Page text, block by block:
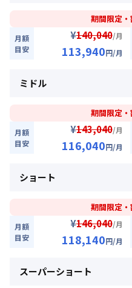
ンペーンを適用させて
入居日・期間に応じて
用お値引き可能はお部
お問い合わせください。
利用条件
上ご利用のお客様
対象期間
期間限定
月額
目安
¥140,040/月
113,940円/月
割引
2026年8月10日
、賃料30%引きキャンペー
円/回 にてご利用いただけます！
利用時の料金詳細
月額賃料目安詳細料金（30
賃料：
87,000円/月 (2,900円/日)
光熱費：
26,400円/月 (880円/
その他費用詳細料金
ミドル
期間限定
月額
目安
¥143,040/月
116,040円/月
【即割｜9月30日まで入居の
2026年8月10日
、賃料30%引きキャンペー
円/回 にてご利用いただけます！
ショート
期間限定
月額
目安
¥146,040/月
118,140円/月
割引
【即割｜9月30日まで入居の
スーパーショート